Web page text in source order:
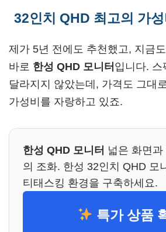
32인치 QHD 최고의 가성
제가 5년 전에도 추천했고, 지금
바로 한성 QHD 모니터 입니다. 스
달라지지 않았는데, 가격도 그대
가성비를 자랑하고 있죠.
한성 QHD 모니터 넓은 화면
의 조화. 한성 32인치 QHD 모
티태스킹 환경을 구축하세요.
특가 상품